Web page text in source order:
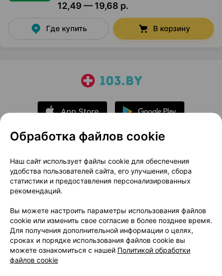
12,49 — 19,68 р.
Где купить В корзину
О проекте
Новости проекта
Размещение рекламы
Медицинский маркетинг
Публичный договор
Доставка
Способы оплаты
Вакансии
Партнеры
Написать руководителю 103.by
Написать в поддержку
Персональные настройки Cookie
Обработка файлов cookie
Наш сайт использует файлы cookie для обеспечения
удобства пользователей сайта, его улучшения, сбора
статистики и предоставления персонализированных
рекомендаций.
Вы можете настроить параметры использования файлов
cookie или изменить свое согласие в более позднее время.
Для получения дополнительной информации о целях,
сроках и порядке использования файлов cookie вы
можете ознакомиться с нашей Политикой обработки
файлов cookie